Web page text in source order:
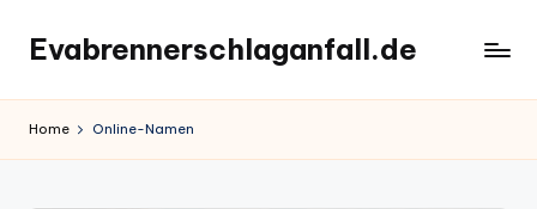
content
Evabrennerschlaganfall.de
Home Online-Namen